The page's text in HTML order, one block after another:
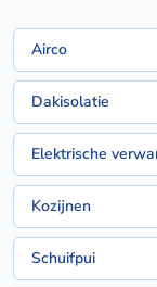
Airco
Dakisolatie
Elektrische
Kozijnen
Schuifpui